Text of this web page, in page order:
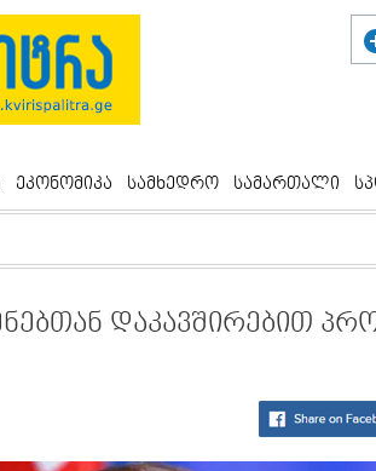
ეკონომიკა სამხედრო სამართალი
დაკავშირებით